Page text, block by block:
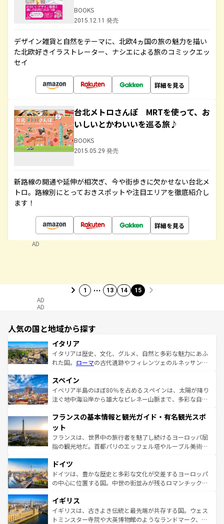
BOOKS
2015.12.11 発売
デザイン雑貨と自然をテーマに、北欧4ヵ国の旅の魅力を描い
た北欧好きイラストレーター、ナシエによる旅のコミックエッ
セイ
詳細を見る
台北メトロさんぽ MRTを使って、お
いしいとかわいいを巡る旅♪
BOOKS
2015.05.29 発売
新路線の開通や延伸が相次ぎ、今や街歩きに欠かせない台北メ
トロ。路線別にとっておきスポットや注目エリアを徹底紹介し
ます！
詳細を見る
AD
1 … 13 14 15
AD
AD
人気の国と地域から探す
イタリア
イタリアは歴史、文化、グルメ、自然と多彩な魅力にあふ
れた国。 ローマの古代遺跡やフィレンツェのルネッサンス
ろん、トスカーナの美しい田園風景やアマルフィ海岸の絶
景など、自然景観も見逃せない。観光の合間には、本場の
ピザやパスタなど、絶品のイタリア料理を堪能することも
ませてくれるイタリアで、忘れられない旅をしてみよう！
なお、新着のイタリア情報は
しい。
スペイン
イベリア半島のほぼ80％を占めるスペインは、太陽が降り
注ぐ地中海沿岸から雄大なピレネー山脈まで、多彩な自然
文化が根付くこの国では、情熱的なフラメンコ、熱気あふ
れる闘牛、そして美味しいタパスが生活の一部となってい
る。首都マドリードの洗練された雰囲気や、バルセロナの
アートに溢れた街角から、地方では古代ローマ遺跡や中世
せる。地方によって風土や気候が異なるスペインはその個
性で訪れる人を魅了する。 なお、新着のスペイン情報は コ
ンテンツ一覧を参照してほしい。
フランスの基本情報と観光ガイド・有名観光スポ
ット
フランスは、世界中の旅行者を魅了し続けるヨーロッパ屈
指の観光地だ。首都パリのエッフェル塔やルーブル美術館
で、幅広い魅力が詰まっている。華麗な宮殿、歴史的な大
聖堂、美しいビーチ、そして豊かな自然が、訪れる者を心
から魅了する。また、フランスは美食の国としても知ら
いる。シャンパンの発祥地であるランス、プロヴァンスの
香り高いラベンダー畑など、多彩な楽しみ方が可能だ。さ
らに、パリ以外の地域にも魅力が溢れており、どの街角に
ドイツ
ドイツは、豊かな歴史と多彩な文化が交差するヨーロッパ
の中心に位置する国。中世の街並みが残るロマンチック街
顔を持つこの国は、どこを歩いても飽きることがない。ベ
ルリンの文化的活気、バイエルン州のアルプスの絶景、そ
してライン川沿いのワイン畑といった風景は必見。ビール
イギリス
イギリスは、古きよき伝統と最先端が共存する国。ウェス
トミンスター寺院や大英博物館のようなランドマーク、歴